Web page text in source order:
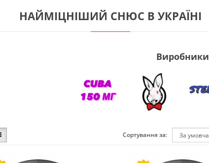
НАЙМІЦНІШИЙ СНЮС В УКРАЇНІ
Виробники
Сортування за: